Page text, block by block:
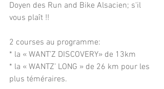
Doyen des Run and Bike Alsacien; s'il
vous plaît !!
2 courses au programme:
* la « WANT’Z DISCOVERY» de 13km
* la « WANTZ’ LONG » de 26 km pour les
plus téméraires.